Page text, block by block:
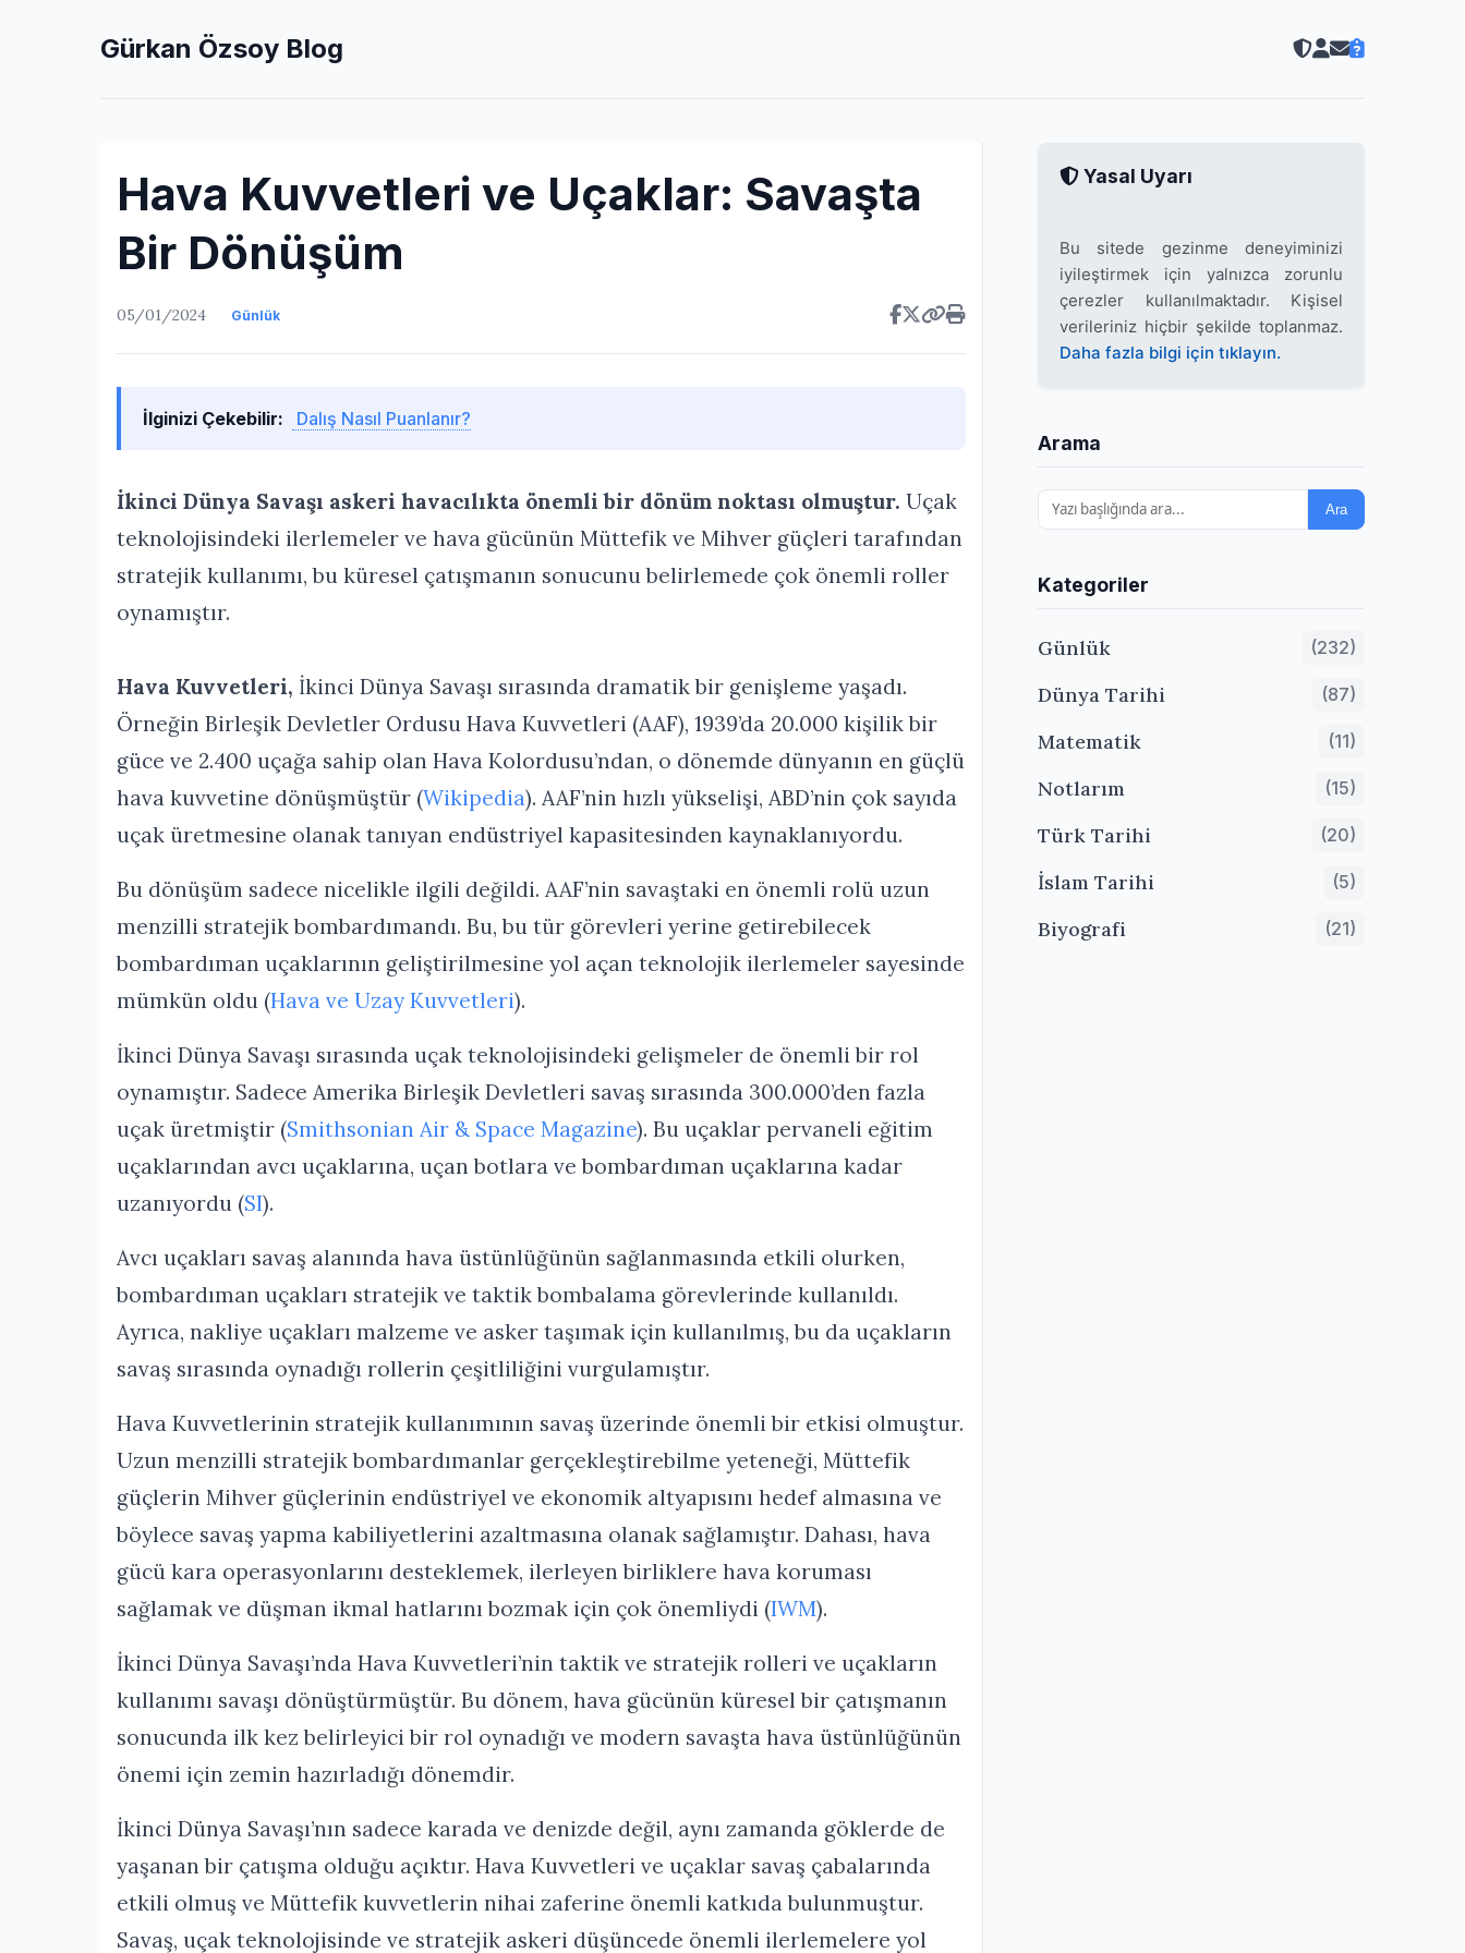
Gürkan Özsoy Blog
Hava Kuvvetleri ve Uçaklar: Savaşta
Bir Dönüşüm
05/01/2024 Günlük
İlginizi Çekebilir: Dalış Nasıl Puanlanır?
İkinci Dünya Savaşı askeri havacılıkta önemli bir dönüm noktası olmuştur. Uçak
teknolojisindeki ilerlemeler ve hava gücünün Müttefik ve Mihver güçleri tarafından
stratejik kullanımı, bu küresel çatışmanın sonucunu belirlemede çok önemli roller
oynamıştır.
Hava Kuvvetleri, İkinci Dünya Savaşı sırasında dramatik bir genişleme yaşadı.
Örneğin Birleşik Devletler Ordusu Hava Kuvvetleri (AAF), 1939’da 20.000 kişilik bir
güce ve 2.400 uçağa sahip olan Hava Kolordusu’ndan, o dönemde dünyanın en güçlü
hava kuvvetine dönüşmüştür (Wikipedia). AAF’nin hızlı yükselişi, ABD’nin çok sayıda
uçak üretmesine olanak tanıyan endüstriyel kapasitesinden kaynaklanıyordu.
Bu dönüşüm sadece nicelikle ilgili değildi. AAF’nin savaştaki en önemli rolü uzun
menzilli stratejik bombardımandı. Bu, bu tür görevleri yerine getirebilecek
bombardıman uçaklarının geliştirilmesine yol açan teknolojik ilerlemeler sayesinde
mümkün oldu (Hava ve Uzay Kuvvetleri).
İkinci Dünya Savaşı sırasında uçak teknolojisindeki gelişmeler de önemli bir rol
oynamıştır. Sadece Amerika Birleşik Devletleri savaş sırasında 300.000’den fazla
uçak üretmiştir (Smithsonian Air & Space Magazine). Bu uçaklar pervaneli eğitim
uçaklarından avcı uçaklarına, uçan botlara ve bombardıman uçaklarına kadar
uzanıyordu (SI).
Avcı uçakları savaş alanında hava üstünlüğünün sağlanmasında etkili olurken,
bombardıman uçakları stratejik ve taktik bombalama görevlerinde kullanıldı.
Ayrıca, nakliye uçakları malzeme ve asker taşımak için kullanılmış, bu da uçakların
savaş sırasında oynadığı rollerin çeşitliliğini vurgulamıştır.
Hava Kuvvetlerinin stratejik kullanımının savaş üzerinde önemli bir etkisi olmuştur.
Uzun menzilli stratejik bombardımanlar gerçekleştirebilme yeteneği, Müttefik
güçlerin Mihver güçlerinin endüstriyel ve ekonomik altyapısını hedef almasına ve
böylece savaş yapma kabiliyetlerini azaltmasına olanak sağlamıştır. Dahası, hava
gücü kara operasyonlarını desteklemek, ilerleyen birliklere hava koruması
sağlamak ve düşman ikmal hatlarını bozmak için çok önemliydi (IWM).
İkinci Dünya Savaşı’nda Hava Kuvvetleri’nin taktik ve stratejik rolleri ve uçakların
kullanımı savaşı dönüştürmüştür. Bu dönem, hava gücünün küresel bir çatışmanın
sonucunda ilk kez belirleyici bir rol oynadığı ve modern savaşta hava üstünlüğünün
önemi için zemin hazırladığı dönemdir.
İkinci Dünya Savaşı’nın sadece karada ve denizde değil, aynı zamanda göklerde de
yaşanan bir çatışma olduğu açıktır. Hava Kuvvetleri ve uçaklar savaş çabalarında
etkili olmuş ve Müttefik kuvvetlerin nihai zaferine önemli katkıda bulunmuştur.
Savaş, uçak teknolojisinde ve stratejik askeri düşüncede önemli ilerlemelere yol
Yasal Uyarı
Bu sitede gezinme deneyiminizi
iyileştirmek için yalnızca zorunlu
çerezler kullanılmaktadır. Kişisel
verileriniz hiçbir şekilde toplanmaz.
Daha fazla bilgi için tıklayın.
Arama
Ara
Kategoriler
Günlük (232)
Dünya Tarihi (87)
Matematik (11)
Notlarım (15)
Türk Tarihi (20)
İslam Tarihi (5)
Biyografi (21)